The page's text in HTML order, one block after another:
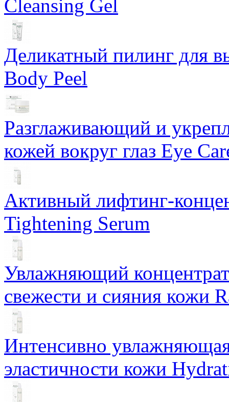
Cleansing Gel
Деликатный пилинг для
Body Peel
Разглаживающий и
кожей вокруг глаз Eye
Активный лифтинг-
Tightening Serum
Увлажняющий
свежести и сияния кожи
Интенсивно
эластичности кожи